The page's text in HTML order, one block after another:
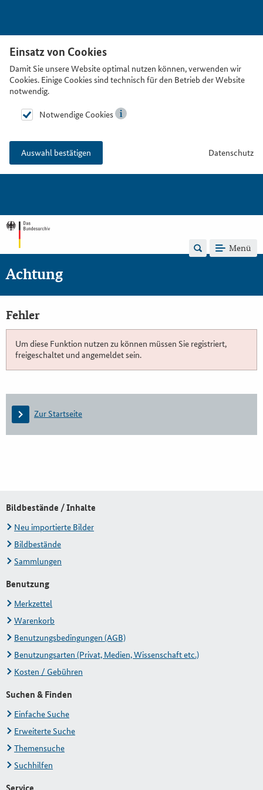
Einsatz von Cookies
Damit Sie unsere Website optimal nutzen können, verwenden wir
Cookies. Einige Cookies sind technisch für den Betrieb der Website
notwendig.
Notwendige Cookies
Auswahl bestätigen Datenschutz
Menü
Achtung
Fehler
Um diese Funktion nutzen zu können müssen Sie registriert,
freigeschaltet und angemeldet sein.
Zur Startseite
Bildbestände / Inhalte
Neu importierte Bilder
Bildbestände
Sammlungen
Benutzung
Merkzettel
Warenkorb
Benutzungsbedingungen (AGB)
Benutzungsarten (Privat, Medien, Wissenschaft etc.)
Kosten / Gebühren
Suchen & Finden
Einfache Suche
Erweiterte Suche
Themensuche
Suchhilfen